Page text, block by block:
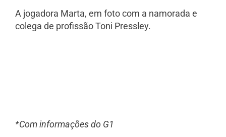
A jogadora Marta, em foto com a namorada e
colega de profissão Toni Pressley.
*Com informações do G1